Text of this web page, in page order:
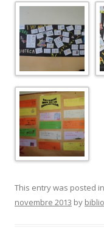
This entry was posted in
novembre 2013 by biblio